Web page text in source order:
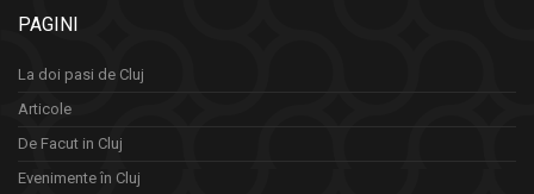
PAGINI
La doi pasi de Cluj
Articole
De Facut in Cluj
Evenimente în Cluj